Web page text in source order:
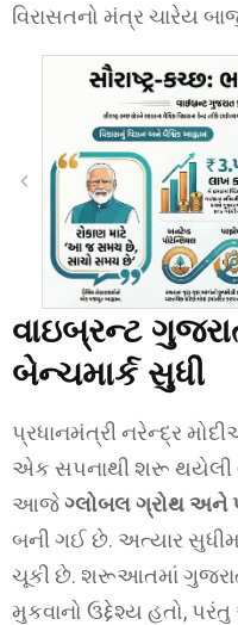
વિરાસતનો મંત્ર ચારેય
વાઇબ્રન્ટ
બેન્ચમાર્ક સુધી
પ્રધાનમંત્રી નરેન્દ્ર
એક સપનાથી શરૂ થયેલી
આજેગ્લોબલ ગ્રોથ અને
બની ગઈ છે. અત્યાર
ચૂકી છે. શરૂઆતમાં
મુકવાનો ઉદ્દેશ્ય હતો,